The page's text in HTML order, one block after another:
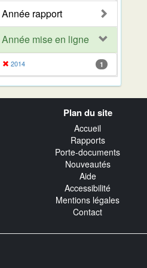
Année rapport
Année mise en ligne
2014 1
Plan du site
Accueil
Rapports
Porte-documents
Nouveautés
Aide
Accessibilité
Mentions légales
Contact